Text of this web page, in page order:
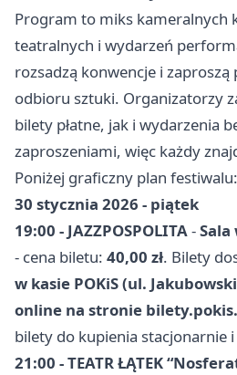
Program to miks kameralnych
teatralnych i wydarzeń
rozsadzą konwencje i
odbioru sztuki. Organizatorzy
bilety płatne, jak i wydarzenia
zaproszeniami, więc każdy
Poniżej graficzny plan festiwalu:
30 stycznia 2026 - piątek
19:00 - JAZZPOSPOLITA-Sala
- cena biletu: 40,00 zł. Bilety
w kasie POKiS (ul.
online na stronie
bilety do kupienia stacjonarnie
21:00 - TEATR ŁĄTEK